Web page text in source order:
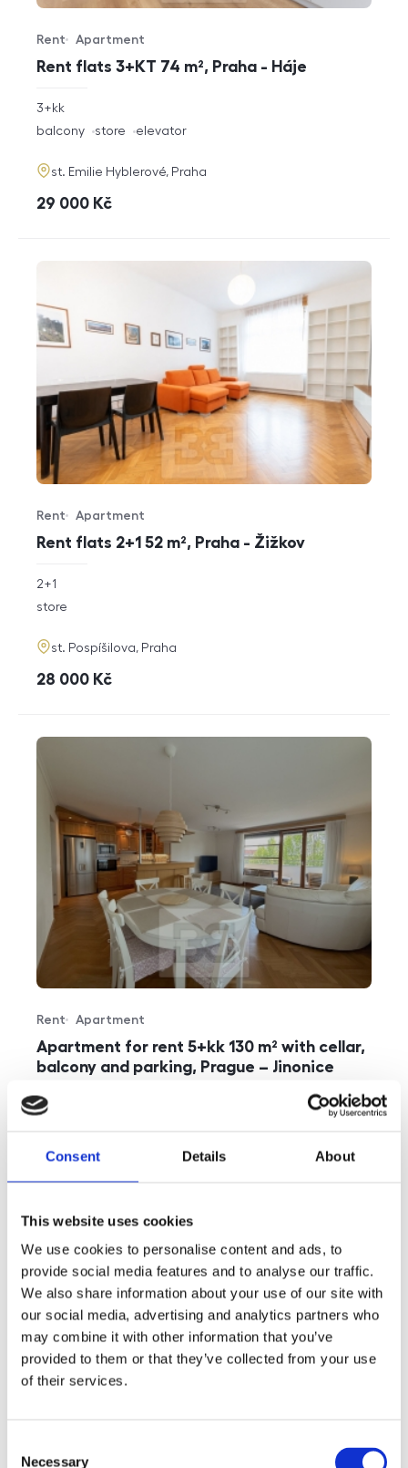
Consent Details About
This website uses cookies
We use cookies to personalise content and ads, to
provide social media features and to analyse our traffic.
We also share information about your use of our site with
our social media, advertising and analytics partners who
may combine it with other information that you’ve
provided to them or that they’ve collected from your use
of their services.
Necessary
Rent flats 3+KT 74 m², Praha - Háje
Offer type
Rent
Property type
Apartment
rozměry
3+kk
funkce
balcony store elevator
adresa
st. Emilie Hyblerové, Praha
cena
29 000 Kč
Rent flats 2+1 52 m², Praha - Žižkov
Offer type
Rent
Property type
Apartment
rozměry
2+1
funkce
store
adresa
st. Pospíšilova, Praha
cena
28 000 Kč
Apartment for rent 5+kk 130 m² with cellar,
balcony and parking, Prague – Jinonice
Offer type
Rent
Property type
Apartment
rozměry
disposition
5+kk